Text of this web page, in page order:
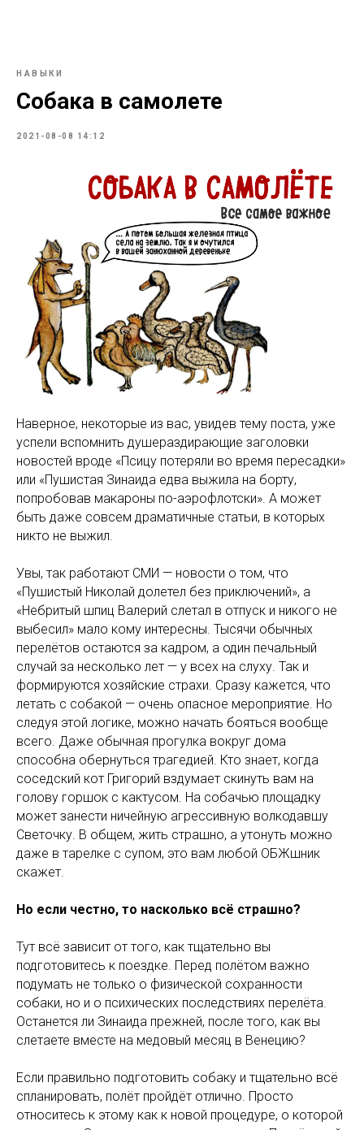
НАВЫКИ
Собака в самолете
2021-08-08 14:12
Наверное, некоторые из вас, увидев тему поста, уже
успели вспомнить душераздирающие заголовки
новостей вроде «Псицу потеряли во время пересадки»
или «Пушистая Зинаида едва выжила на борту,
попробовав макароны по-аэрофлотски». А может
быть даже совсем драматичные статьи, в которых
никто не выжил.
Увы, так работают СМИ — новости о том, что
«Пушистый Николай долетел без приключений», а
«Небритый шпиц Валерий слетал в отпуск и никого не
выбесил» мало кому интересны. Тысячи обычных
перелётов остаются за кадром, а один печальный
случай за несколько лет — у всех на слуху. Так и
формируются хозяйские страхи. Сразу кажется, что
летать с собакой — очень опасное мероприятие. Но
следуя этой логике, можно начать бояться вообще
всего. Даже обычная прогулка вокруг дома
способна обернуться трагедией. Кто знает, когда
соседский кот Григорий вздумает скинуть вам на
голову горшок с кактусом. На собачью площадку
может занести ничейную агрессивную волкодавшу
Светочку. В общем, жить страшно, а утонуть можно
даже в тарелке с супом, это вам любой ОБЖшник
скажет.
Но если честно, то насколько всё страшно?
Тут всё зависит от того, как тщательно вы
подготовитесь к поездке. Перед полётом важно
подумать не только о физической сохранности
собаки, но и о психических последствиях перелёта.
Останется ли Зинаида прежней, после того, как вы
слетаете вместе на медовый месяц в Венецию?
Если правильно подготовить собаку и тщательно всё
спланировать, полёт пройдёт отлично. Просто
относитесь к этому как к новой процедуре, о которой